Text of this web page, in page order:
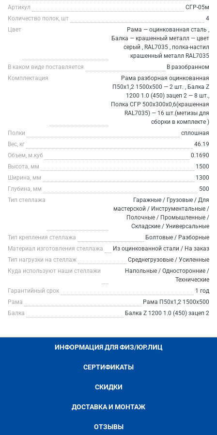
Артикул
СГР-05м
Количество полок, шт
4
Цвет
Рама — оцинкованная сталь ,
Балка — крашенный металл — цвет
серый , RAL7035 , полка-настил
крашенный металл RAL7035
В каком виде поставляется
В разобранном
Комплектация
Рама разборная оцинкованная
П50х1,2 1500х500 — 2 шт. , Балка Z
1200 1.0 (450) зацеп 2 — 8 шт.,
Полка СГР 500х300х0,6(крашенная
RAL7035) — 16 шт.(метизы для
сборки в комплекте )
Полки
сплошная
Вес, кг
46.19
Объем, м.куб
0.1690
Высота, мм
1500
Ширина, мм
1300
Глубина, мм
500
Тип стеллажа
Гаражные / Грузовые / Для
мастерской / Инструментальные /
Полочные / Промышленные /
Складские / Универсальные
Тип крепления стеллажа
Болтовые / Разборные
Материал изготовления стеллажа
Из оцинкованной стали / На заказ
Тип нагрузки на стеллаж
Среднегрузовые / Усиленные
Куда используют наши стеллажи
Напольные / Односторонние /
Технические
Гарантийный срок
1 год
Рама
Рама П50х1,2 1500х500
Балка
Балка Z 1200 1.0 (450) зацеп 2
ИНФОРМАЦИЯ ДЛЯ ФИЗ/ЮР.ЛИЦ
СЕРТИФИКАТЫ
СКИДКИ
ДОСТАВКА И МОНТАЖ
ОТЗЫВЫ